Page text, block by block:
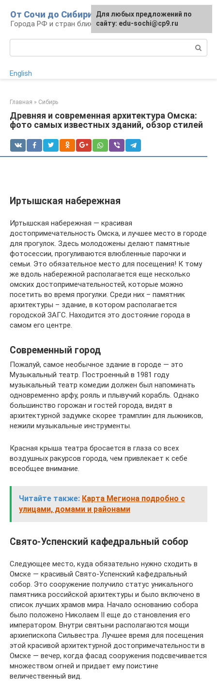
контенту
От Сочи до Сибири
Города РФ и стран ближнего зарубежья
English
Главная » Сибирь
Древняя и современная архитектура Омска:
фото самых известных зданий, обзор стилей
Иртышская набережная
Иртышская набережная — красивая
достопримечательность Омска, и лучшее место в городе
для прогулок. Здесь молодожены делают памятные
фотосессии, прогуливаются влюбленные парочки и
семьи. Это обязательное место для посещения! К тому
же вдоль набережной располагается еще несколько
омских достопримечательностей, которые можно
посетить во время прогулки. Среди них – памятник
архитектуры – здание, в котором располагается
городской ЗАГС. Находится это достояние города в
самом его центре.
Современный город
Пожалуй, самое необычное здание в городе — это
Музыкальный театр. Построенный в 1981 году
музыкальный театр комедии должен был напоминать
одновременно арфу, рояль и плывучий корабль. Однако
большинство горожан и гостей города, видят в
архитектурной задумке скорее трамплин для лыжников,
нежили музыкальные инструменты.
Красная крыша театра бросается в глаза со всех
воздушных ракурсов города, чем привлекает к себе
всеобщее внимание.
Читайте также: Карта Мегиона подробно с
улицами, домами и районами
Свято-Успенский кафедральный собор
Следующее место, куда обязательно нужно сходить в
Омске — красивый Свято-Успенский кафедральный
собор. Это сооружение получило статус уникального
памятника российской архитектуры и было включено в
список лучших храмов мира. Начало основанию собора
было положено Николаем II еще до становления его
императором. Внутри святыни располагаются мощи
архиепископа Сильвестра. Лучшее время для посещения
этой красивой архитектурной достопримечательности в
Омске — вечер, когда фасад сооружения подсвечивается
множеством огней и придает ему поистине
величественный вид.
Для любых предложений по
сайту: edu-sochi@cp9.ru